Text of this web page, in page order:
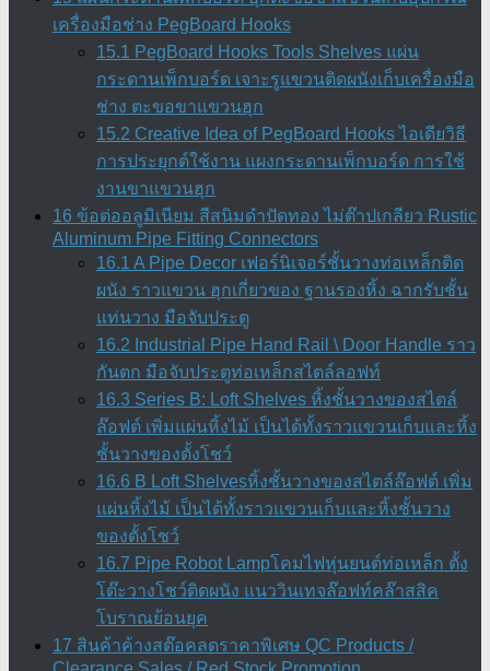
เครื่องมือช่าง PegBoard Hooks
15.1 PegBoard Hooks Tools Shelves แผ่น
กระดานเพ็กบอร์ด เจาะรูแขวนติดผนังเก็บเครื่องมือ
ช่าง ตะขอขาแขวนฮุก
15.2 Creative Idea of PegBoard Hooks ไอเดียวิธี
การประยุกต์ใช้งาน แผงกระดานเพ็กบอร์ด การใช้
งานขาแขวนฮุก
16 ข้อต่ออลูมิเนียม สีสนิมดำปัดทอง ไม่ต๊าปเกลียว Rustic
Aluminum Pipe Fitting Connectors
16.1 A Pipe Decor เฟอร์นิเจอร์ชั้นวางท่อเหล็กติด
ผนัง ราวแขวน ฮุกเกี่ยวของ ฐานรองหิ้ง ฉากรับชั้น
แท่นวาง มือจับประตู
16.2 Industrial Pipe Hand Rail \ Door Handle ราว
กันตก มือจับประตูท่อเหล็กสไตล์ลอฟท์
16.3 Series B: Loft Shelves หิ้งชั้นวางของสไตล์
ล๊อฟต์ เพิ่มแผ่นหิ้งไม้ เป็นได้ทั้งราวแขวนเก็บและหิ้ง
ชั้นวางของตั้งโชว์
16.6 B Loft Shelvesหิ้งชั้นวางของสไตล์ล๊อฟต์ เพิ่ม
แผ่นหิ้งไม้ เป็นได้ทั้งราวแขวนเก็บและหิ้งชั้นวาง
ของตั้งโชว์
16.7 Pipe Robot Lampโคมไฟหุ่นยนต์ท่อเหล็ก ตั้ง
โต๊ะวางโชว์ติดผนัง แนววินเทจล๊อฟท์คล๊าสสิค
โบราณย้อนยุค
17 สินค้าค้างสต๊อคลดราคาพิเศษ QC Products /